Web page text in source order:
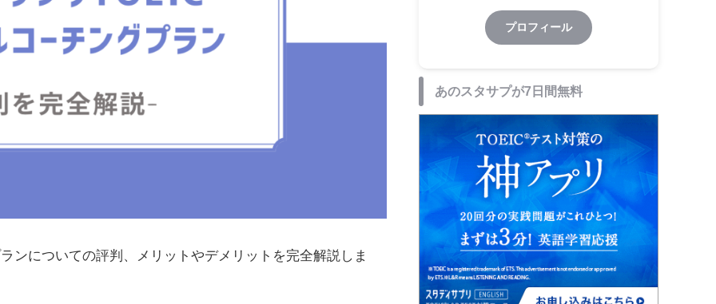
ンについての評判、メリットやデメリットを完全解説しま
プロフィール
あのスタサプが7日間無料